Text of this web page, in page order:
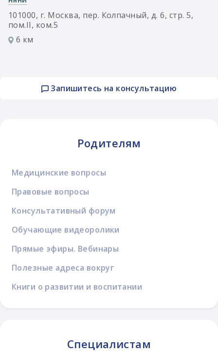
Запишитесь на консультацию
Родителям
Медицинские вопросы
Правовые вопросы
Консультативный форум
Обучающие видеоролики
Прямые эфиры. Вебинары
Полезные адреса вокруг
Книги о развитии и воспитании
Специалистам
101000, г. Москва, пер. Колпачный, д. 6, стр. 5,
пом.II, ком.5
6 км